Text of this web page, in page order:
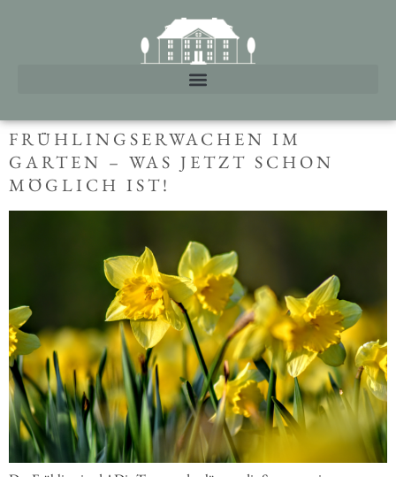
FRÜHLINGSERWACHEN IM
GARTEN – WAS JETZT SCHON
MÖGLICH IST!